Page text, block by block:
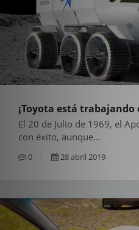
¡Toyota está
El 20 de Julio de 1969, el
con éxito, aunque...
0 28 abril 2019